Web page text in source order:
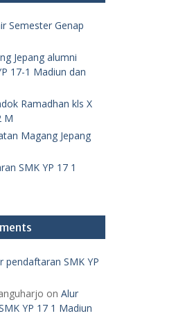
Semester Genap
Jepang alumni
17-1 Madiun dan
Ramadhan kls X
M
Magang Jepang
SMK YP 17 1
pendaftaran SMK YP
on Alur
YP 17 1 Madiun